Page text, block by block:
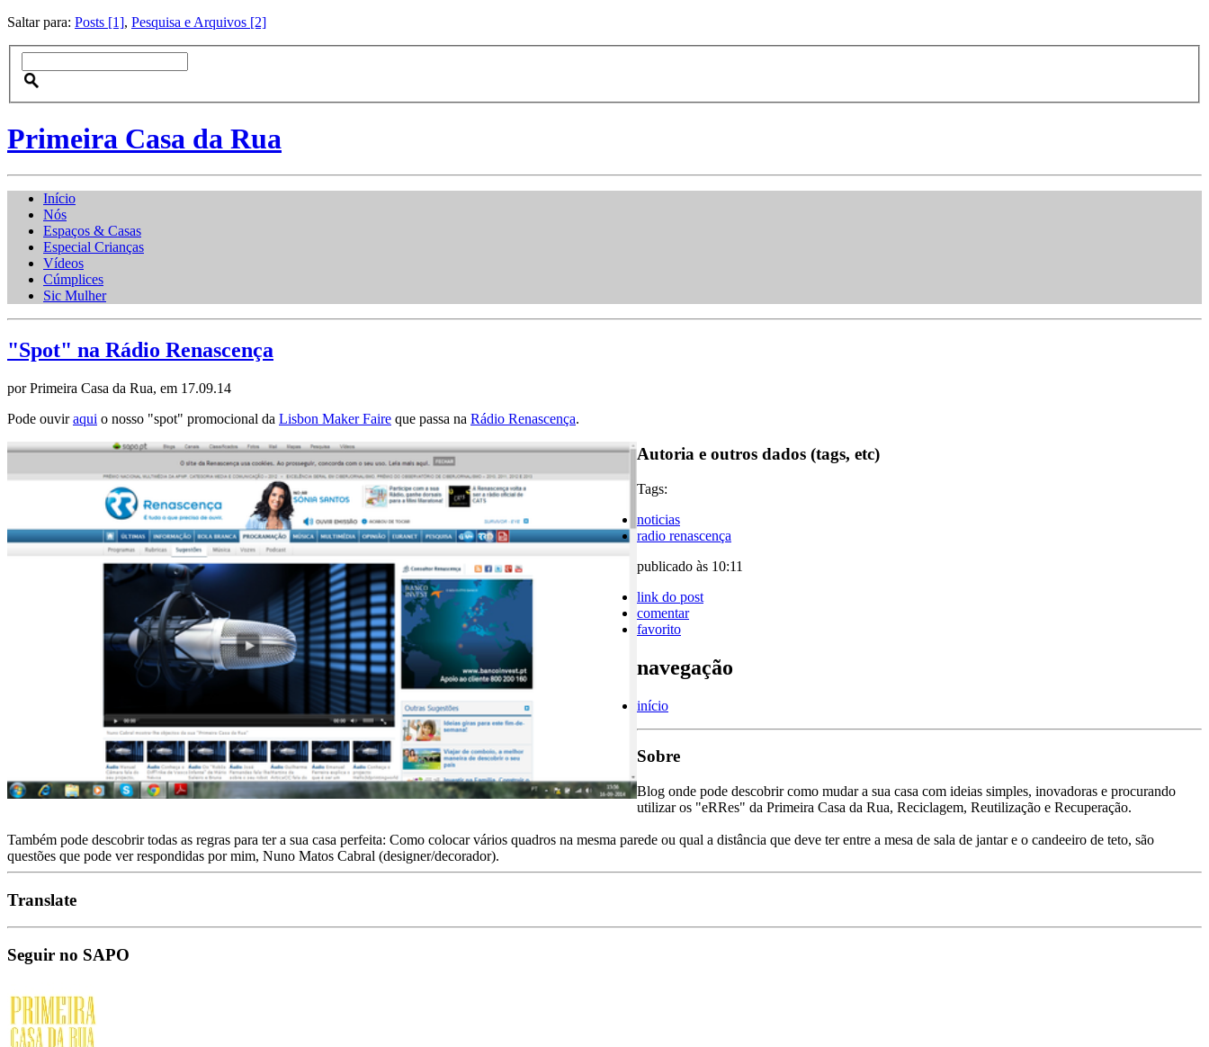
Saltar para: Posts [1], Pesquisa e Arquivos [2]
Primeira Casa da Rua
Início
Nós
Espaços & Casas
Especial Crianças
Vídeos
Cúmplices
Sic Mulher
"Spot" na Rádio Renascença
por Primeira Casa da Rua, em 17.09.14
Pode ouviraqui o nosso "spot" promocional da Lisbon Maker Faire que passa na Rádio Renascença.
Autoria e outros dados (tags, etc)
Tags:
noticias
radio renascença
publicado às 10:11
link do post
comentar
favorito
navegação
início
Sobre
Blog onde pode descobrir como mudar a sua casa com ideias simples, inovadoras e procurando
utilizar os "eRRes" da Primeira Casa da Rua, Reciclagem, Reutilização e Recuperação.
Também pode descobrir todas as regras para ter a sua casa perfeita: Como colocar vários quadros na mesma parede ou qual a distância que deve ter entre a mesa de sala de jantar e o candeeiro de teto, são
questões que pode ver respondidas por mim, Nuno Matos Cabral (designer/decorador).
Translate
Seguir no SAPO